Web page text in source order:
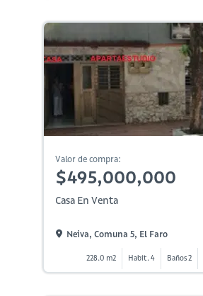
Valor de compra:
$495,000,000
Casa En Venta
Neiva, Comuna 5, El Faro
228.0 m2 Habit. 4 Baños 2